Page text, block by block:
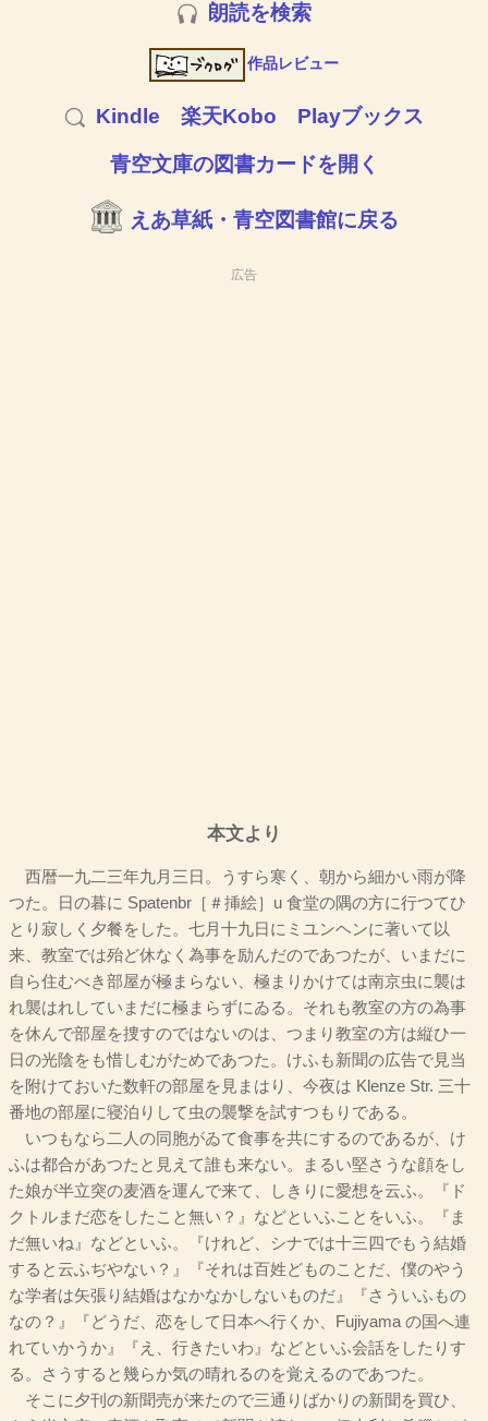
朗読を検索
作品レビュー
Kindle 楽天Kobo Playブックス
青空文庫の図書カードを開く
えあ草紙・青空図書館に戻る
広告
本文より
西暦一九二三年九月三日。うすら寒く、朝から細かい雨が降
つた。日の暮に Spatenbr［＃挿絵］u 食堂の隅の方に行つてひ
とり寂しく夕餐をした。七月十九日にミユンヘンに著いて以
来、教室では殆ど休なく為事を励んだのであつたが、いまだに
自ら住むべき部屋が極まらない、極まりかけては南京虫に襲は
れ襲はれしていまだに極まらずにゐる。それも教室の方の為事
を休んで部屋を捜すのではないのは、つまり教室の方は縦ひ一
日の光陰をも惜しむがためであつた。けふも新聞の広告で見当
を附けておいた数軒の部屋を見まはり、今夜は Klenze Str. 三十
番地の部屋に寝泊りして虫の襲撃を試すつもりである。
いつもなら二人の同胞がゐて食事を共にするのであるが、け
ふは都合があつたと見えて誰も来ない。まるい堅さうな顔をし
た娘が半立突の麦酒を運んで来て、しきりに愛想を云ふ。『ド
クトルまだ恋をしたこと無い？』などといふことをいふ。『ま
だ無いね』などといふ。『けれど、シナでは十三四でもう結婚
すると云ふぢやない？』『それは百姓どものことだ、僕のやう
な学者は矢張り結婚はなかなかしないものだ』『さういふもの
なの？』『どうだ、恋をして日本へ行くか、Fujiyama の国へ連
れていかうか』『え、行きたいわ』などといふ会話をしたりす
る。さうすると幾らか気の晴れるのを覚えるのであつた。
そこに夕刊の新聞売が来たので三通りばかりの新聞を買ひ、